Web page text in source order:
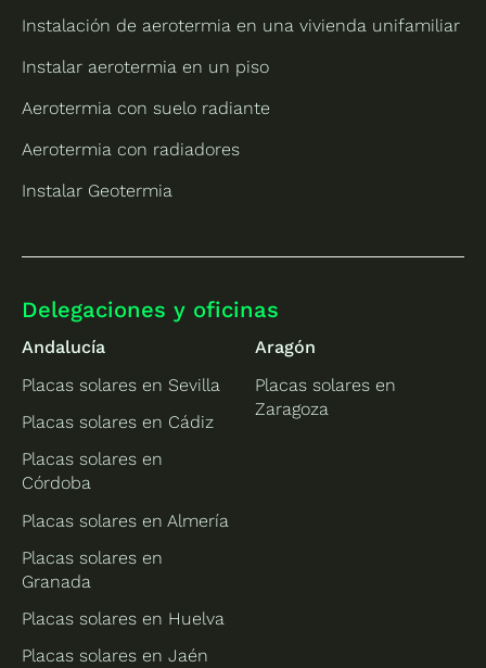
Instalación de aerotermia en una vivienda unifamiliar
Instalar aerotermia en un piso
Aerotermia con suelo radiante
Aerotermia con radiadores
Instalar Geotermia
Delegaciones y oficinas
Andalucía
Placas solares en Sevilla
Placas solares en Cádiz
Placas solares en
Córdoba
Placas solares en Almería
Placas solares en
Granada
Placas solares en Huelva
Placas solares en Jaén
Aragón
Placas solares en
Zaragoza